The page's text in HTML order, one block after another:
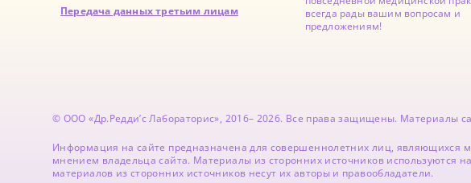
Передача данных третьим лицам
всегда рады вашим вопросам и
предложениям!
© ООО «Др.Редди’с Лабораторис», 2016– 2026. Все права защищены. Материалы
Информация на сайте предназначена для совершеннолетних лиц,
мнением владельца сайта. Материалы из сторонних источников используются
материалов из сторонних источников несут их авторы и правообладатели.